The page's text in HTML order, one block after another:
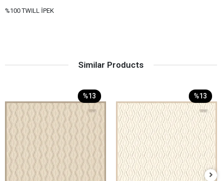
%100 TWILL İPEK
Similar Products
%13 %13